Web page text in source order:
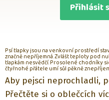
Přihlásit
Psí tlapky jsou na venkovní prostředí
značně nepříjemná. Zvlášt teploty pod
tlapkám nesvědčí. Prosolené chodníky
čtyřnohé přátele umísůl pěkně
Aby pejsci neprochladli,
Přečtěte si o oblečcích